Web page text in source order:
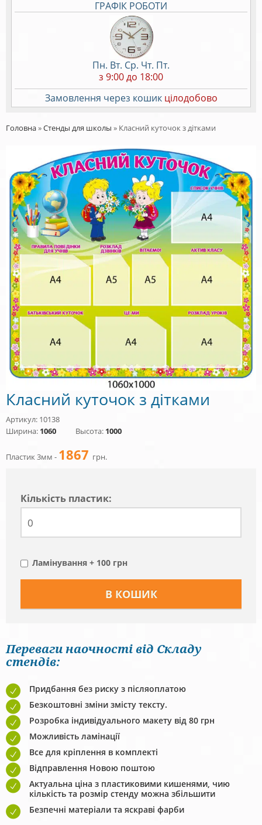
ГРАФІК РОБОТИ
Пн. Вт. Ср. Чт. Пт.
з 9:00 до 18:00
Замовлення через кошик цілодобово
Головна»Стенды для школы » Класний куточок з дітками
Класний куточок з дітками
Артикул: 10138
Ширина: 1060 Высота: 1000
Пластик 3мм - 1867 грн.
Кiлькiсть пластик:
Ламінування + 100 грн
Переваги наочності від Складу
стендів:
Придбання без риску з післяоплатою
Безкоштовні зміни змісту тексту.
Розробка індивідуального макету від 80 грн
Можливість ламінації
Все для кріплення в комплекті
Відправлення Новою поштою
Актуальна ціна з пластиковими кишенями, чию
кількість та розмір стенду можна збільшити
Безпечні матеріали та яскраві фарби